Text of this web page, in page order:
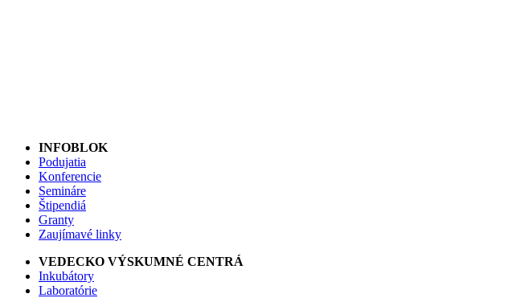
INFOBLOK
Podujatia
Konferencie
Semináre
Štipendiá
Granty
Zaujímavé linky
VEDECKO VÝSKUMNÉ CENTRÁ
Inkubátory
Laboratórie